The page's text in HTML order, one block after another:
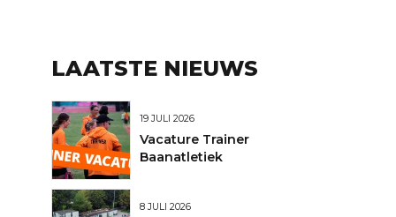
LAATSTE NIEUWS
19 JULI 2026
Vacature Trainer
Baanatletiek
8 JULI 2026